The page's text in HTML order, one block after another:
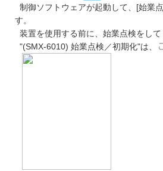
制御ソフトウェアが起動して、[始業
す。
装置を使用する前に、始業点検をして
"(SMX-6010) 始業点検／初期化"は、